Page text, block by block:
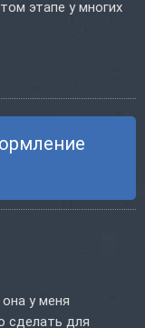
этапе у многих
у меня
сделать для